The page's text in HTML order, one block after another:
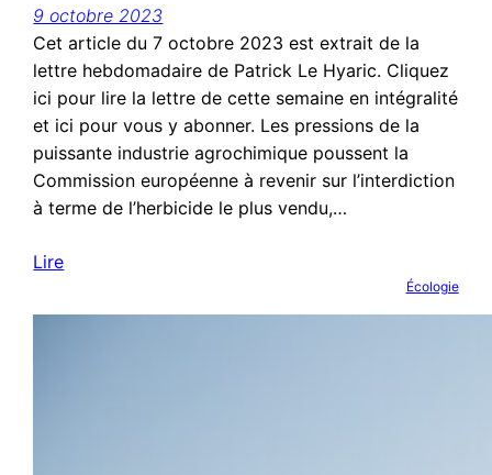
9 octobre 2023
Cet article du 7 octobre 2023 est extrait de la
lettre hebdomadaire de Patrick Le Hyaric. Cliquez
ici pour lire la lettre de cette semaine en intégralité
et ici pour vous y abonner. Les pressions de la
puissante industrie agrochimique poussent la
Commission européenne à revenir sur l’interdiction
à terme de l’herbicide le plus vendu,…
Lire
Écologie